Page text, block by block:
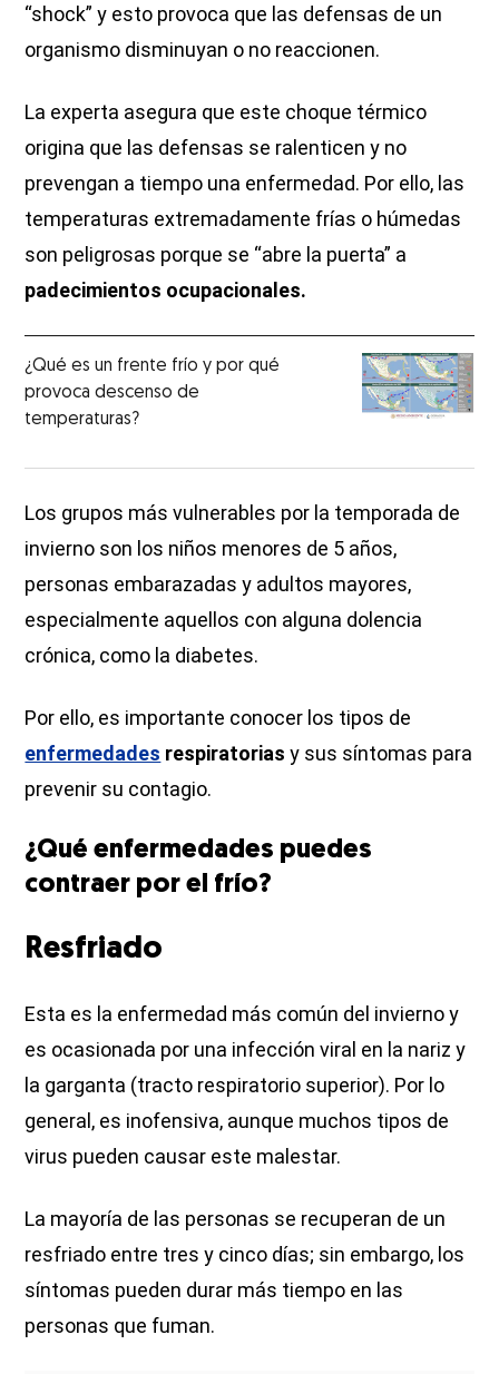
“shock” y esto provoca que las defensas de un
organismo disminuyan o no reaccionen.
La experta asegura que este choque térmico
origina que las defensas se ralenticen y no
prevengan a tiempo una enfermedad. Por ello, las
temperaturas extremadamente frías o húmedas
son peligrosas porque se “abre la puerta” a
padecimientos ocupacionales.
¿Qué es un frente frío y por qué
provoca descenso de
temperaturas?
Los grupos más vulnerables por la temporada de
invierno son los niños menores de 5 años,
personas embarazadas y adultos mayores,
especialmente aquellos con alguna dolencia
crónica, como la diabetes.
Por ello, es importante conocer los tipos de
enfermedades respiratoriasy sus síntomas para
prevenir su contagio.
¿Qué enfermedades puedes
contraer por el frío?
Resfriado
Esta es la enfermedad más común del invierno y
es ocasionada por una infección viral en la nariz y
la garganta (tracto respiratorio superior). Por lo
general, es inofensiva, aunque muchos tipos de
virus pueden causar este malestar.
La mayoría de las personas se recuperan de un
resfriado entre tres y cinco días; sin embargo, los
síntomas pueden durar más tiempo en las
personas que fuman.